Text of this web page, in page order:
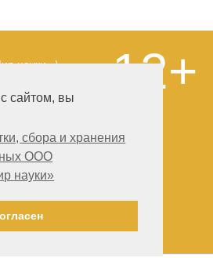
сайтом, вы
сбора и хранения
ООО
науки»
науки» \
на сайте,
авторских
материалов
с
права на
научные
nauki.com
12+